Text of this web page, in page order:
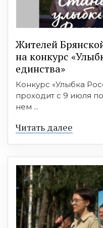
Жителей
на конкурс
единства»
Конкурс «Улыбка
проходит с 9 июля
нем ...
Читать далее